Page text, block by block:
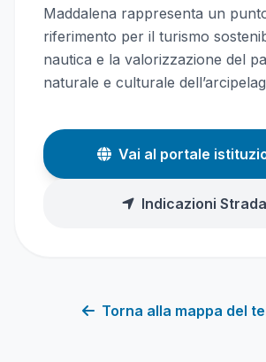
Maddalena rappresenta un
riferimento per il turismo
nautica e la valorizzazione del
naturale e culturale
Vai al portale
Indicazioni
Torna alla mappa del